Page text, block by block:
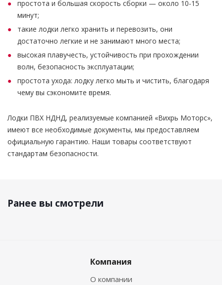
простота и большая скорость сборки — около 10-15
минут;
такие лодки легко хранить и перевозить, они
достаточно легкие и не занимают много места;
высокая плавучесть, устойчивость при прохождении
волн, безопасность эксплуатации;
простота ухода: лодку легко мыть и чистить, благодаря
чему вы сэкономите время.
Лодки ПВХ НДНД, реализуемые компанией «Вихрь Моторс»,
имеют все необходимые документы, мы предоставляем
официальную гарантию. Наши товары соответствуют
стандартам безопасности.
Ранее вы смотрели
Компания
О компании